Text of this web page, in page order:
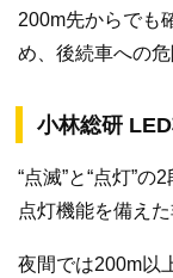
200m先からでも
め、後続車への
小林総研
“点滅”と“点灯”
点灯機能を備え
夜間では200m以